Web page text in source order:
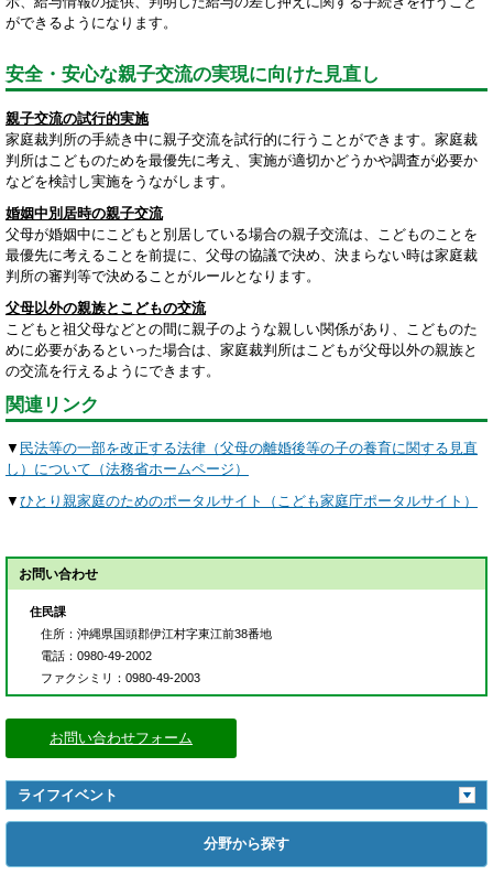
ができるようになります。
安全・安心な親子交流の実現に向けた見直し
親子交流の試行的実施
家庭裁判所の手続き中に親子交流を試行的に行うことができます。家庭裁
判所はこどものためを最優先に考え、実施が適切かどうかや調査が必要か
などを検討し実施をうながします。
婚姻中別居時の親子交流
父母が婚姻中にこどもと別居している場合の親子交流は、こどものことを
最優先に考えることを前提に、父母の協議で決め、決まらない時は家庭裁
判所の審判等で決めることがルールとなります。
父母以外の親族とこどもの交流
こどもと祖父母などとの間に親子のような親しい関係があり、こどものた
めに必要があるといった場合は、家庭裁判所はこどもが父母以外の親族と
の交流を行えるようにできます。
関連リンク
▼ 民法等の一部を改正する法律（父母の離婚後等の子の養育に関する見直
し）について（法務省ホームページ）
▼ ひとり親家庭のためのポータルサイト（こども家庭庁ポータルサイト）
お問い合わせ
住民課
住所 ：沖縄県国頭郡伊江村字東江前38番地
電話 ：0980-49-2002
ファクシミリ ：0980-49-2003
お問い合わせフォーム
ライフイベント
分野から探す